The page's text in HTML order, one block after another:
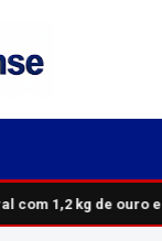
com 1,2 kg de ouro